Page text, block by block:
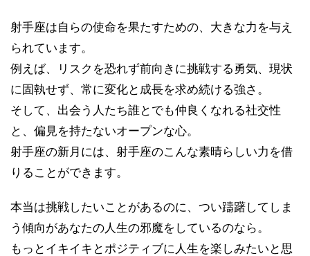
射手座は自らの使命を果たすための、大きな力を与え
られています。
例えば、リスクを恐れず前向きに挑戦する勇気、現状
に固執せず、常に変化と成長を求め続ける強さ。
そして、出会う人たち誰とでも仲良くなれる社交性
と、偏見を持たないオープンな心。
射手座の新月には、射手座のこんな素晴らしい力を借
りることができます。
本当は挑戦したいことがあるのに、つい躊躇してしま
う傾向があなたの人生の邪魔をしているのなら。
もっとイキイキとポジティブに人生を楽しみたいと思